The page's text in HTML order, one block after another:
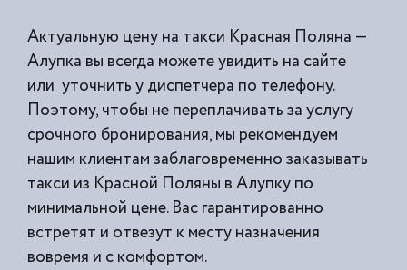
Актуальную цену на такси Красная Поляна —
Алупка вы всегда можете увидить на сайте
или уточнить у диспетчера по телефону.
Поэтому, чтобы не переплачивать за услугу
срочного бронирования, мы рекомендуем
нашим клиентам заблаговременно заказывать
такси из Красной Поляны в Алупку по
минимальной цене. Вас гарантированно
встретят и отвезут к месту назначения
вовремя и с комфортом.